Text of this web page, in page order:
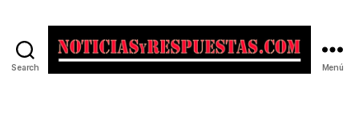
Search Menú